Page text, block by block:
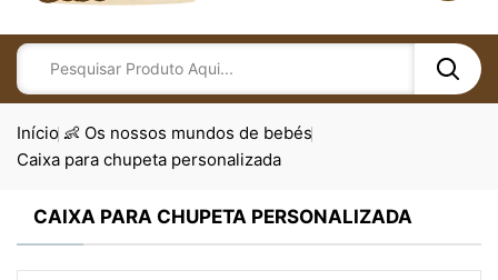
Início 👶 Os nossos mundos de bebés
Caixa para chupeta personalizada
CAIXA PARA CHUPETA PERSONALIZADA